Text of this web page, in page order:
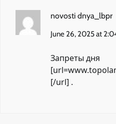
novosti dnya_lbpr
June 26, 2025 at
Запреты дня
[/url] .